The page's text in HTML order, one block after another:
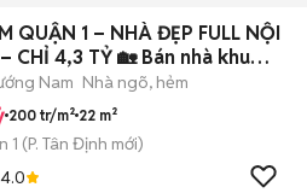
QUẬN 1 – NHÀ ĐẸP FULL NỘI
CHỈ 4,3 TỶ 🏡 Bán nhà khu
Nam Nhà ngõ, hẻm
200 tr/m² 22 m²
1 (P. Tân Định mới)
4.0